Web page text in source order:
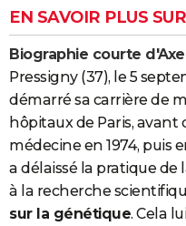
EN SAVOIR PLUS
Biographie courte
Pressigny (37), le 5
démarré sa carrière de
hôpitaux de Paris,
médecine en 1974, puis
a délaissé la pratique de
à la recherche
sur la génétique. Cela